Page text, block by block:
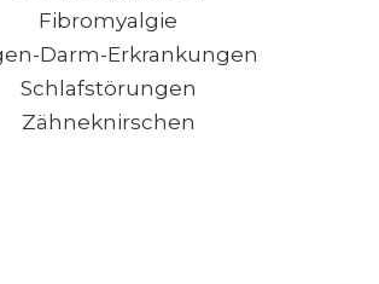
Fibromyalgie
Darm-Erkrankungen
Schlafstörungen
Zähneknirschen